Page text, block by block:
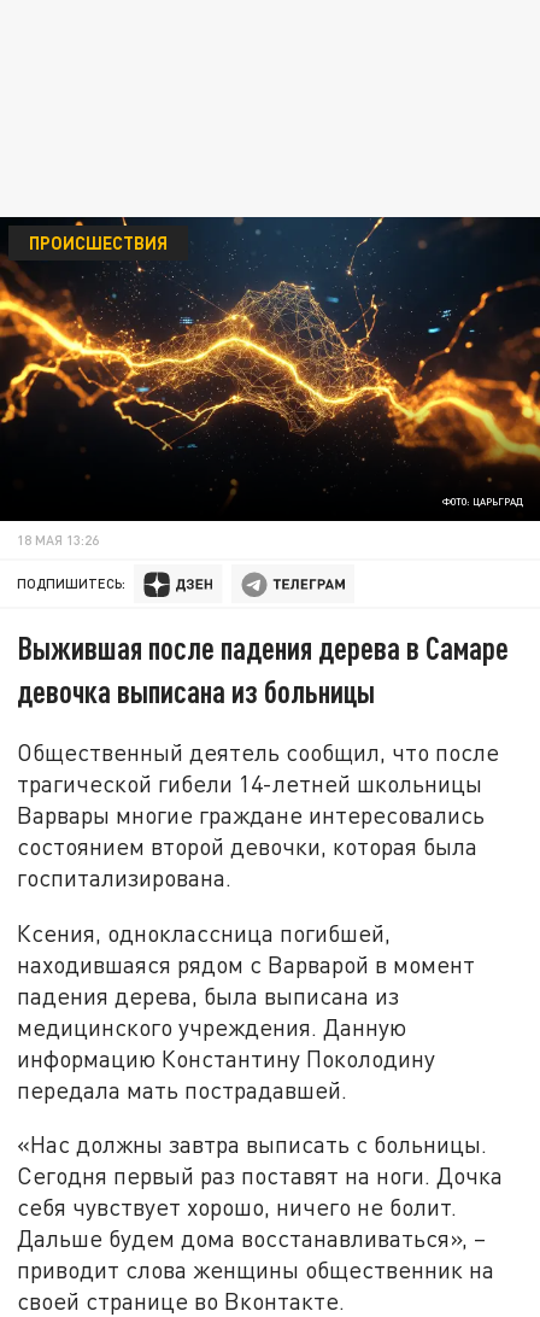
ФОТО: ЦАРЬГРАД
ПРОИСШЕСТВИЯ
18 МАЯ 13:26
ПОДПИШИТЕСЬ:
Выжившая после падения дерева в Самаре
девочка выписана из больницы
Общественный деятель сообщил, что после
трагической гибели 14-летней школьницы
Варвары многие граждане интересовались
состоянием второй девочки, которая была
госпитализирована.
Ксения, одноклассница погибшей,
находившаяся рядом с Варварой в момент
падения дерева, была выписана из
медицинского учреждения. Данную
информацию Константину Поколодину
передала мать пострадавшей.
«Нас должны завтра выписать с больницы.
Сегодня первый раз поставят на ноги. Дочка
себя чувствует хорошо, ничего не болит.
Дальше будем дома восстанавливаться», –
приводит слова женщины общественник на
своей странице во Вконтакте.